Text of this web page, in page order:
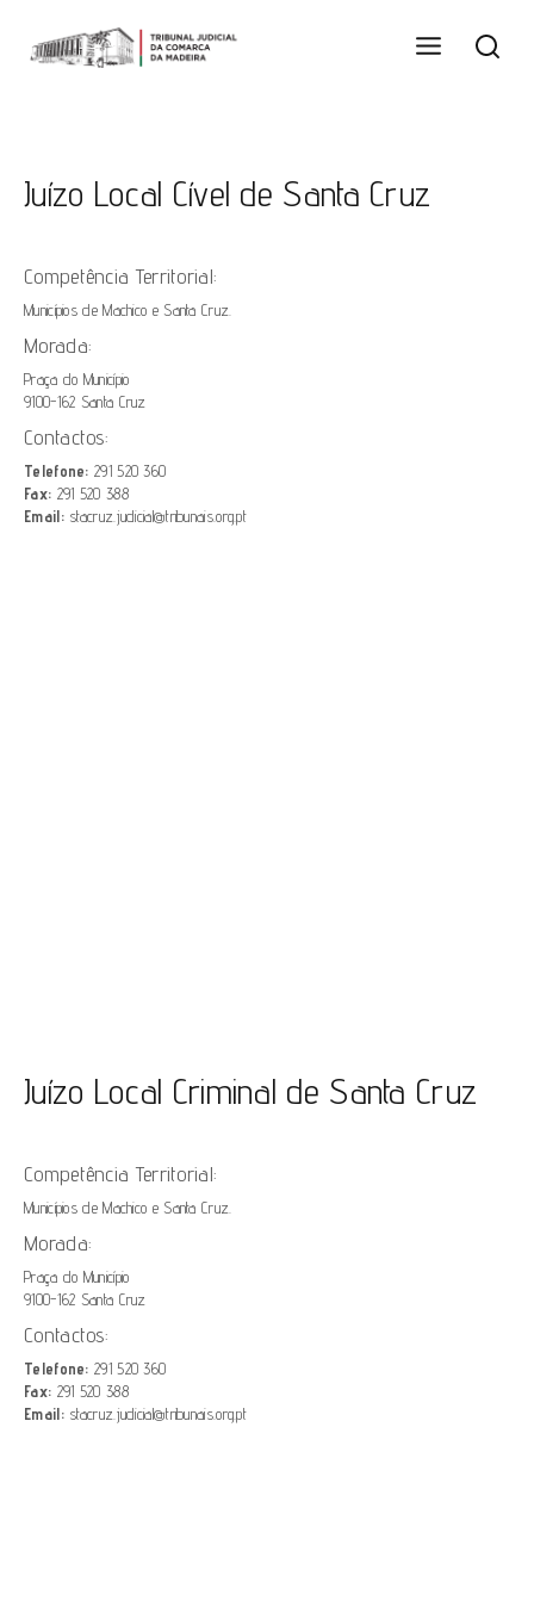
Juízo Local Cível de Santa Cruz
Competência Territorial:
Municípios de Machico e Santa Cruz.
Morada:
Praça do Município
9100-162 Santa Cruz
Contactos:
Telefone: 291 520 360
Fax: 291 520 388
Email: stacruz.judicial@tribunais.org.pt
Juízo Local Criminal de Santa Cruz
Competência Territorial:
Municípios de Machico e Santa Cruz.
Morada:
Praça do Município
9100-162 Santa Cruz
Contactos:
Telefone: 291 520 360
Fax: 291 520 388
Email: stacruz.judicial@tribunais.org.pt